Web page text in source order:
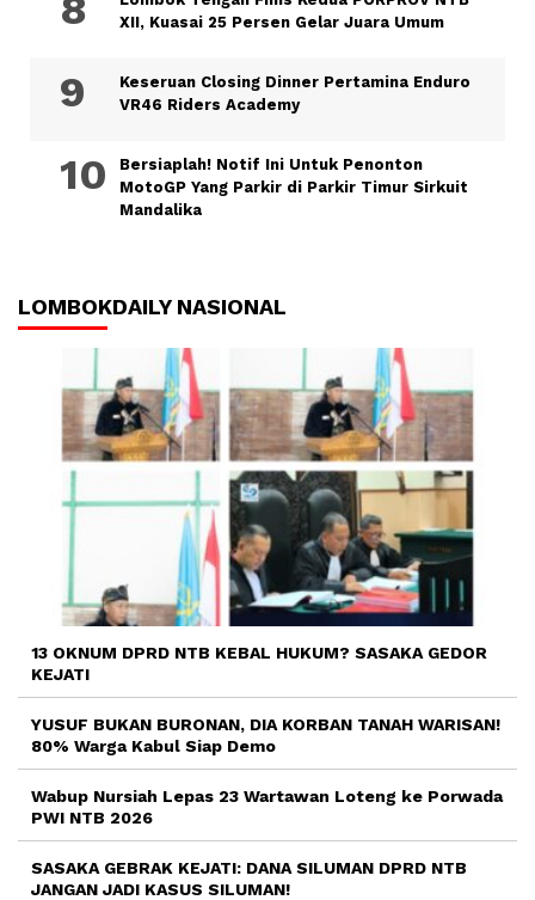
XII, Kuasai 25 Persen Gelar Juara Umum
Keseruan Closing Dinner Pertamina Enduro
VR46 Riders Academy
Bersiaplah! Notif Ini Untuk Penonton
MotoGP Yang Parkir di Parkir Timur Sirkuit
Mandalika
LOMBOKDAILY NASIONAL
13 OKNUM DPRD NTB KEBAL HUKUM? SASAKA GEDOR
KEJATI
YUSUF BUKAN BURONAN, DIA KORBAN TANAH WARISAN!
80% Warga Kabul Siap Demo
Wabup Nursiah Lepas 23 Wartawan Loteng ke Porwada
PWI NTB 2026
SASAKA GEBRAK KEJATI: DANA SILUMAN DPRD NTB
JANGAN JADI KASUS SILUMAN!